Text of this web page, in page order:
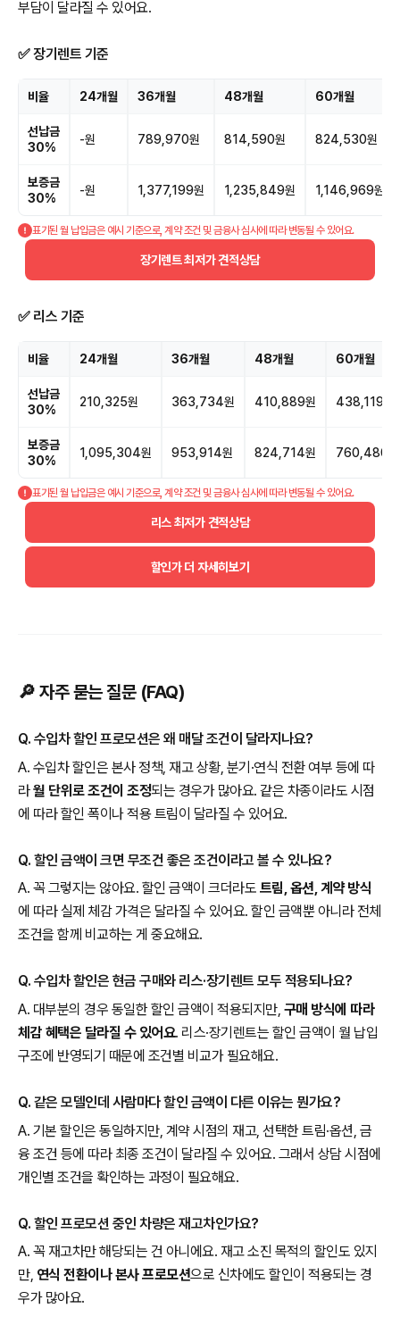
부담이 달라질 수 있어요.
✅ 장기렌트 기준
비율 24개월 36개월 48개월 60개월
선납금
30%
-원 789,970원 814,590원 824,530원
보증금
30%
-원 1,377,199원 1,235,849원 1,146,969원
표기된 월 납입금은 예시 기준으로, 계약 조건 및 금융사 심사에 따라 변동될 수 있어요.
장기렌트 최저가 견적상담
✅ 리스 기준
비율 24개월 36개월 48개월 60개월
선납금
30%
210,325원 363,734원 410,889원 438,119원
보증금
30%
1,095,304원 953,914원 824,714원 760,480원
표기된 월 납입금은 예시 기준으로, 계약 조건 및 금융사 심사에 따라 변동될 수 있어요.
리스 최저가 견적상담
할인가 더 자세히보기
🔎 자주 묻는 질문 (FAQ)
Q. 수입차 할인 프로모션은 왜 매달 조건이 달라지나요?
A. 수입차 할인은 본사 정책, 재고 상황, 분기·연식 전환 여부 등에 따
라월 단위로 조건이 조정되는 경우가 많아요. 같은 차종이라도 시점
에 따라 할인 폭이나 적용 트림이 달라질 수 있어요.
Q. 할인 금액이 크면 무조건 좋은 조건이라고 볼 수 있나요?
A. 꼭 그렇지는 않아요. 할인 금액이 크더라도 트림, 옵션, 계약 방식
에 따라 실제 체감 가격은 달라질 수 있어요. 할인 금액뿐 아니라 전체
조건을 함께 비교하는 게 중요해요.
Q. 수입차 할인은 현금 구매와 리스·장기렌트 모두 적용되나요?
A. 대부분의 경우 동일한 할인 금액이 적용되지만, 구매 방식에 따라
체감 혜택은 달라질 수 있어요. 리스·장기렌트는 할인 금액이 월 납입
구조에 반영되기 때문에 조건별 비교가 필요해요.
Q. 같은 모델인데 사람마다 할인 금액이 다른 이유는 뭔가요?
A. 기본 할인은 동일하지만, 계약 시점의 재고, 선택한 트림·옵션, 금
융 조건 등에 따라 최종 조건이 달라질 수 있어요. 그래서 상담 시점에
개인별 조건을 확인하는 과정이 필요해요.
Q. 할인 프로모션 중인 차량은 재고차인가요?
A. 꼭 재고차만 해당되는 건 아니에요. 재고 소진 목적의 할인도 있지
만, 연식 전환이나 본사 프로모션으로 신차에도 할인이 적용되는 경
우가 많아요.